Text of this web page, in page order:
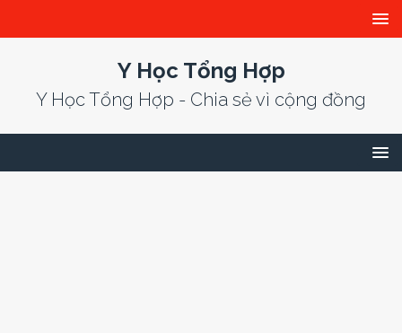
Y Học Tổng Hợp
Y Học Tổng Hợp - Chia sẻ vì cộng đồng